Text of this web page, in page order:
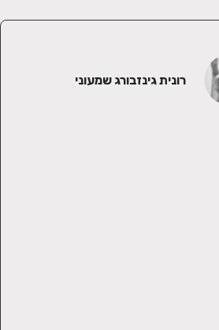
רונית גינזבורג שמעוני